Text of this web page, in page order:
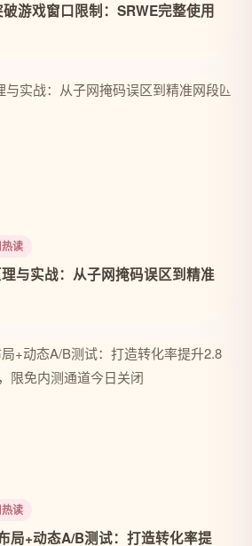
游戏窗口限制：SRWE完整使用
读
与实战：从子网掩码误区到精准
读
局+动态A/B测试：打造转化率提